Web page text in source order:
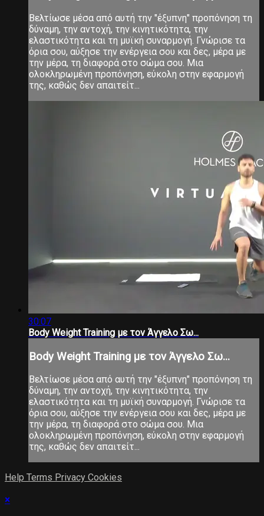
Βελτίωσε μέσα από αυτή την "έξυπνη" προπόνηση τη
δύναμη, την αντοχή, την κινητικότητα, την
ελαστικότητα και τη μυϊκή συναρμογή. Γνώρισε τα
όρια σου, αύξησε την ενέργεια σου και δες, μέρα με
την μέρα, τη διαφορά στο σώμα σου. Μια
ολοκληρωμένη προπόνηση, εύκολη στην εφαρμογή
της, καθώς δεν απαιτείτ...
30:07
Body Weight Training με τον Άγγελο Σω...
Body Weight Training με τον Άγγελο Σω...
Βελτίωσε μέσα από αυτή την "έξυπνη" προπόνηση τη
δύναμη, την αντοχή, την κινητικότητα, την
ελαστικότητα και τη μυϊκή συναρμογή. Γνώρισε τα
όρια σου, αύξησε την ενέργεια σου και δες, μέρα με
την μέρα, τη διαφορά στο σώμα σου. Μια
ολοκληρωμένη προπόνηση, εύκολη στην εφαρμογή
της, καθώς δεν απαιτείτ...
Help Terms Privacy Cookies
×